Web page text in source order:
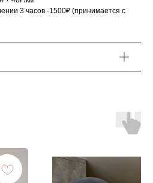
3 часов -1500₽ (принимается с